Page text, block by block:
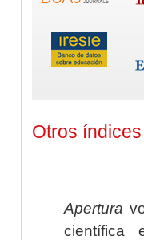
Otros índices
Apertura
científica